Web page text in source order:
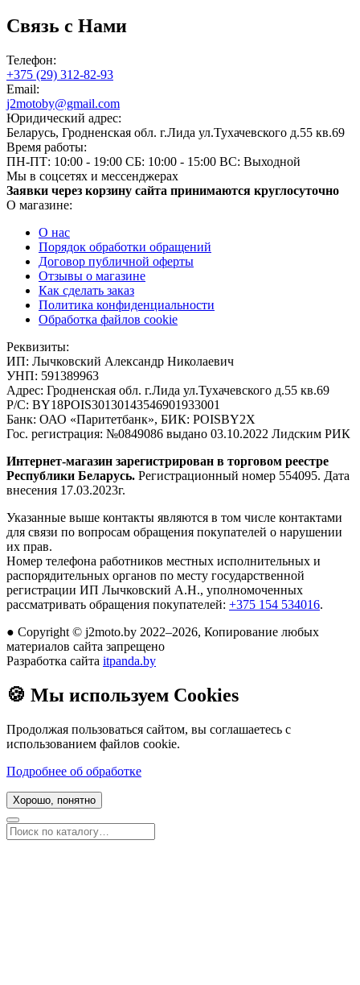
Связь с Нами
Телефон:
+375 (29) 312-82-93
Email:
j2motoby@gmail.com
Юридический адрес:
Беларусь, Гродненская обл. г.Лида ул.Тухачевского д.55 кв.69
Время работы:
ПН-ПТ: 10:00 - 19:00 СБ: 10:00 - 15:00 ВС: Выходной
Мы в соцсетях и мессенджерах
Заявки через корзину сайта принимаются круглосуточно
О магазине:
О нас
Порядок обработки обращений
Договор публичной оферты
Отзывы о магазине
Как сделать заказ
Политика конфиденциальности
Обработка файлов cookie
Реквизиты:
ИП: Лычковский Александр Николаевич
УНП: 591389963
Адрес: Гродненская обл. г.Лида ул.Тухачевского д.55 кв.69
Р/С: BY18POIS30130143546901933001
Банк: ОАО «Паритетбанк», БИК: POISBY2X
Гос. регистрация: №0849086 выдано 03.10.2022 Лидским РИК
Интернет-магазин зарегистрирован в торговом реестре
Республики Беларусь. Регистрационный номер 554095. Дата
внесения 17.03.2023г.
Указанные выше контакты являются в том числе контактами
для связи по вопросам обращения покупателей о нарушении
их прав.
Номер телефона работников местных исполнительных и
распорядительных органов по месту государственной
регистрации ИП Лычковский А.Н., уполномоченных
рассматривать обращения покупателей: +375 154 534016.
● Copyright © j2moto.by 2022–2026, Копирование любых
материалов сайта запрещено
Разработка сайта itpanda.by
🍪 Мы используем Cookies
Продолжая пользоваться сайтом, вы соглашаетесь с
использованием файлов cookie.
Подробнее об обработке
Хорошо, понятно